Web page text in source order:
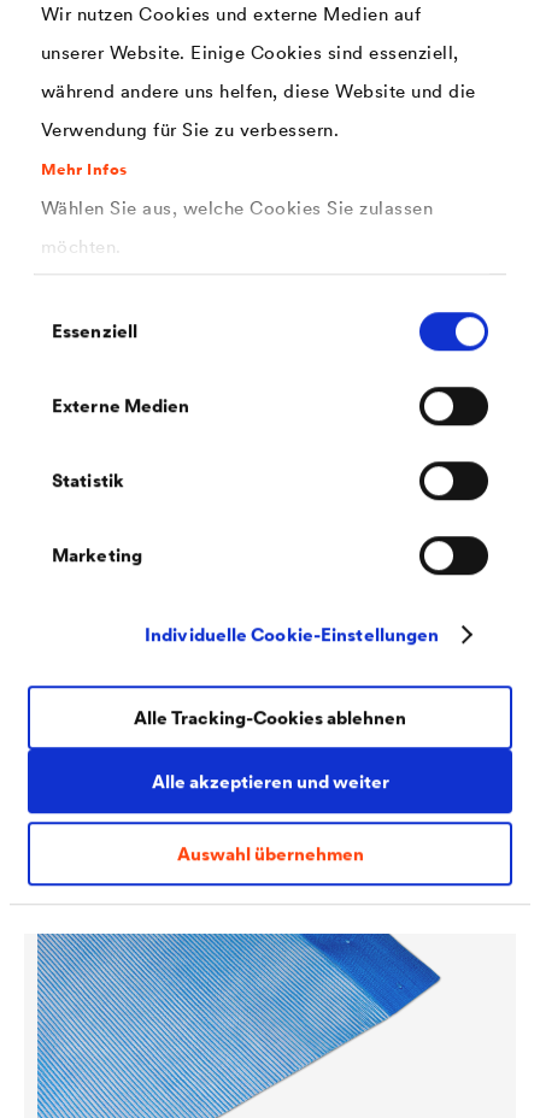
Wir nutzen Cookies und externe Medien auf
unserer Website. Einige Cookies sind essenziell,
während andere uns helfen, diese Website und die
Verwendung für Sie zu verbessern.
Mehr Infos
Wählen Sie aus, welche Cookies Sie zulassen
möchten.
Essenziell
Externe Medien
Statistik
Marketing
Individuelle Cookie-Einstellungen
Alle akzeptieren und weiter
Auswahl übernehmen
Alle Tracking-Cookies ablehnen
DELTA®
-PLAN 1500 E
mechanische Beanspruchung.